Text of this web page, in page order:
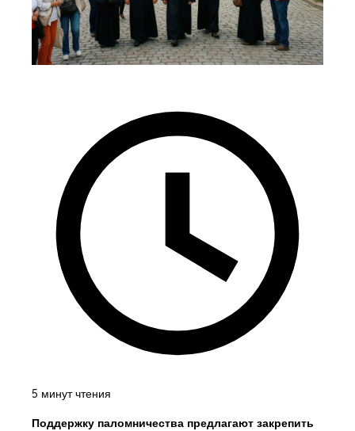
5 минут чтения
Поддержку паломничества предлагают закрепить